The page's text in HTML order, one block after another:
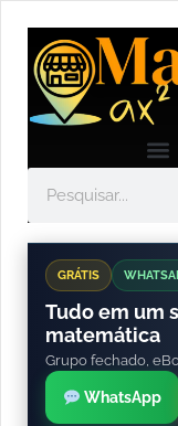
GRÁTIS
Tudo em um
matemática
Grupo fechado,
WhatsApp